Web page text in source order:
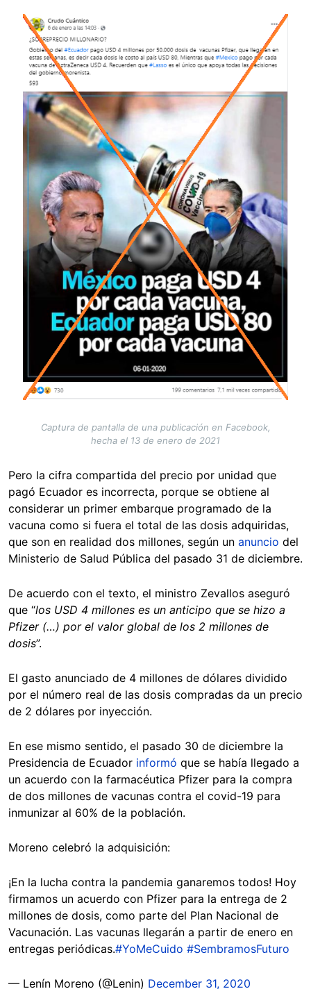
Image
Captura de pantalla de una publicación en Facebook,
hecha el 13 de enero de 2021
Pero la cifra compartida del precio por unidad que
pagó Ecuador es incorrecta, porque se obtiene al
considerar un primer embarque programado de la
vacuna como si fuera el total de las dosis adquiridas,
que son en realidad dos millones, según un anuncio del
Ministerio de Salud Pública del pasado 31 de diciembre.
De acuerdo con el texto, el ministro Zevallos aseguró
que “los USD 4 millones es un anticipo que se hizo a
Pfizer (…) por el valor global de los 2 millones de
dosis”.
El gasto anunciado de 4 millones de dólares dividido
por el número real de las dosis compradas da un precio
de 2 dólares por inyección.
En ese mismo sentido, el pasado 30 de diciembre la
Presidencia de Ecuador informó que se había llegado a
un acuerdo con la farmacéutica Pfizer para la compra
de dos millones de vacunas contra el covid-19 para
inmunizar al 60% de la población.
Moreno celebró la adquisición:
¡En la lucha contra la pandemia ganaremos todos! Hoy
firmamos un acuerdo con Pfizer para la entrega de 2
millones de dosis, como parte del Plan Nacional de
Vacunación. Las vacunas llegarán a partir de enero en
entregas periódicas.#YoMeCuido #SembramosFuturo
— Lenín Moreno (@Lenin) December 31, 2020